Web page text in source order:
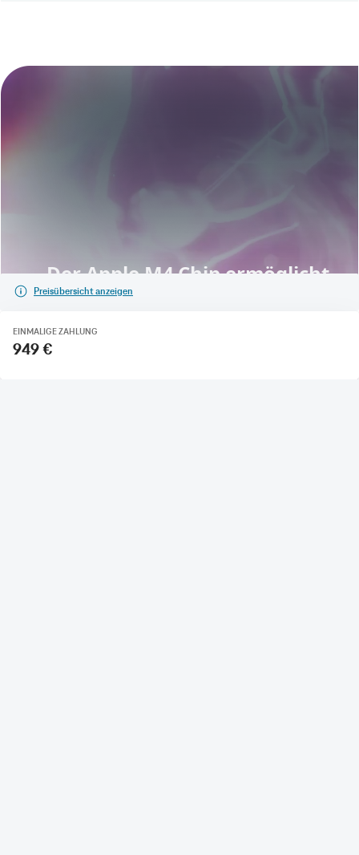
Preisübersicht anzeigen
EINMALIGE ZAHLUNG
949 €